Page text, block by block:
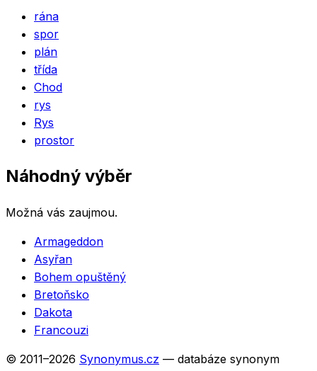
rána
spor
plán
třída
Chod
rys
Rys
prostor
Náhodný výběr
Možná vás zaujmou.
Armageddon
Asyřan
Bohem opuštěný
Bretoňsko
Dakota
Francouzi
© 2011–2026 Synonymus.cz — databáze synonym